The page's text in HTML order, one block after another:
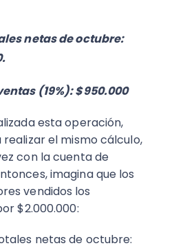
netas de octubre:
(19%): $950.000
esta operación,
el mismo cálculo,
con la cuenta de
imagina que los
vendidos los
$2.000.000:
netas de octubre: